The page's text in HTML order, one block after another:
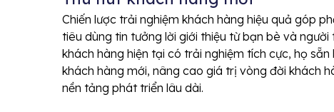
Chiến lược trải nghiệm khách hàng hiệu quả góp
tiêu dùng tin tưởng lời giới thiệu từ bạn bè và
khách hàng hiện tại có trải nghiệm tích cực, họ
khách hàng mới, nâng cao giá trị vòng đời khách
nền tảng phát triển lâu dài.